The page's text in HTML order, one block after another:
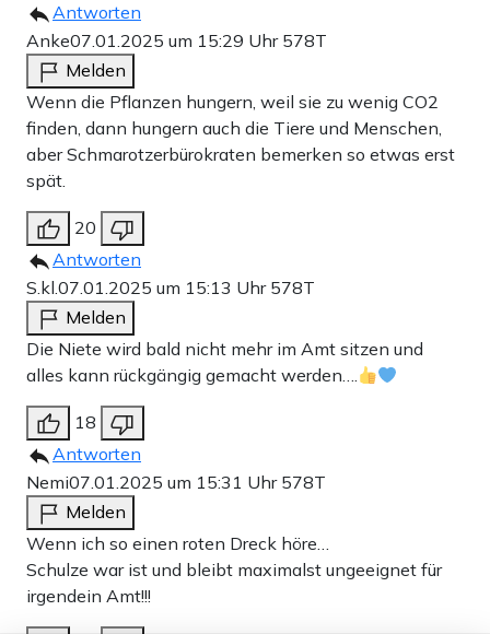
Antworten
Anke07.01.2025 um 15:29 Uhr 578T
Melden
Wenn die Pflanzen hungern, weil sie zu wenig CO2
finden, dann hungern auch die Tiere und Menschen,
aber Schmarotzerbürokraten bemerken so etwas erst
spät.
20
Antworten
S.kl.07.01.2025 um 15:13 Uhr 578T
Melden
Die Niete wird bald nicht mehr im Amt sitzen und
alles kann rückgängig gemacht werden….
18
Antworten
Nemi07.01.2025 um 15:31 Uhr 578T
Melden
Wenn ich so einen roten Dreck höre…
Schulze war ist und bleibt maximalst ungeeignet für
irgendein Amt!!!